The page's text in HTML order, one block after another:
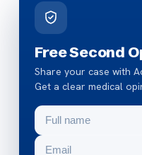
Free Second
Share your case with
Get a clear medical